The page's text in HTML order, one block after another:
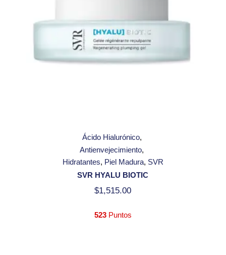
Ácido Hialurónico
Antienvejecimiento
Hidratantes Piel Madura SVR
SVR HYALU BIOTIC
$1,515.00
523Puntos